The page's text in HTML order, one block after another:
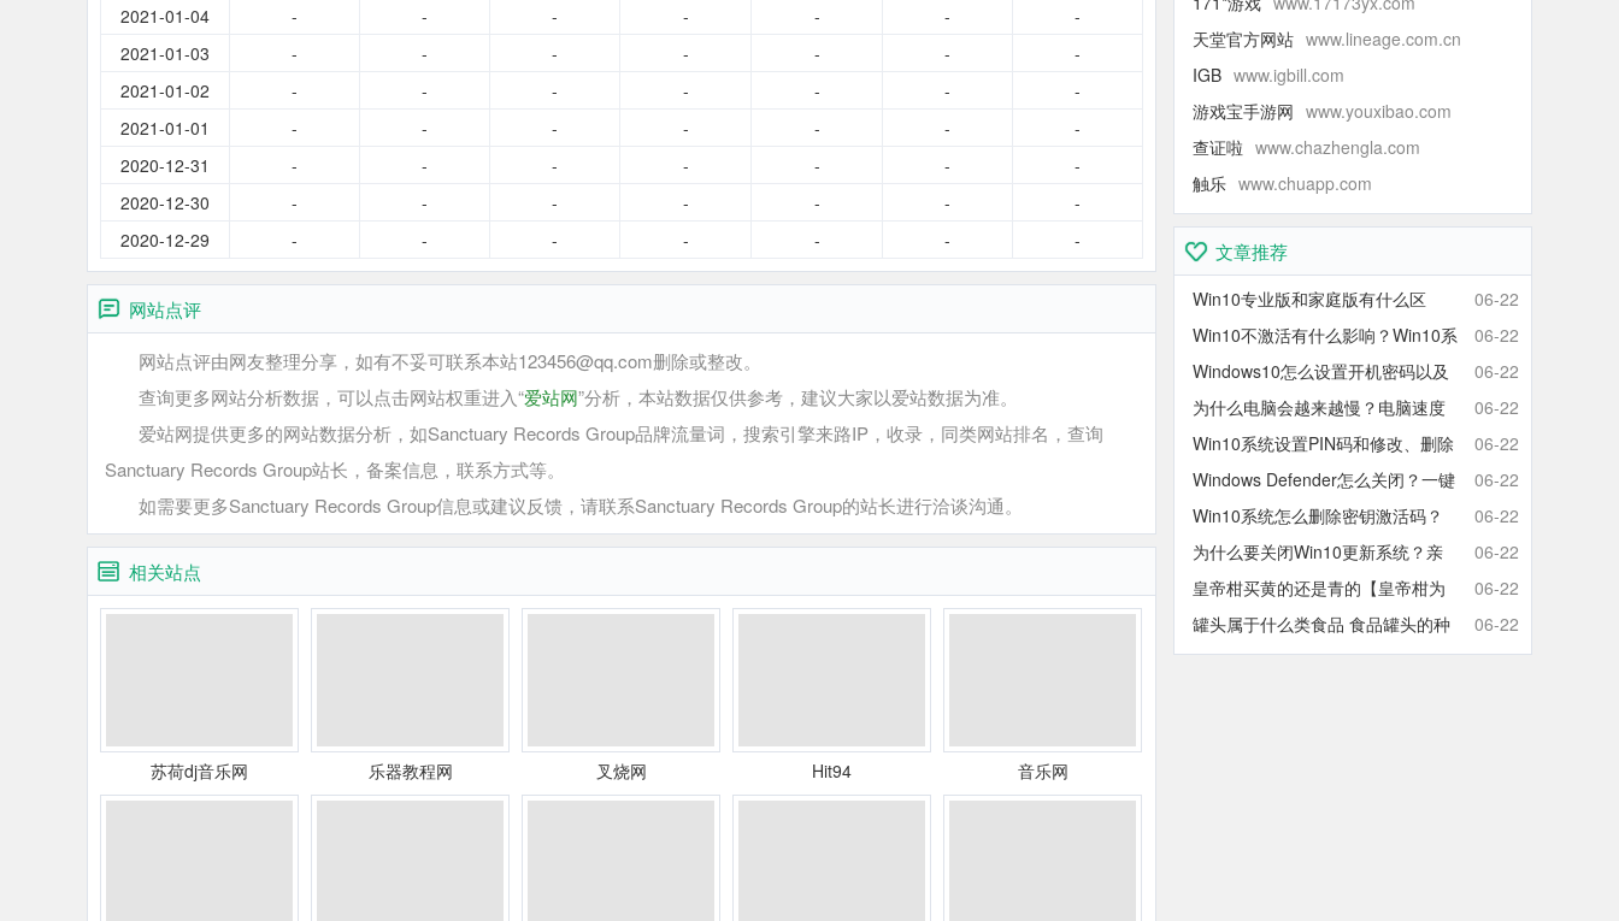
2021-01-04
- - - - - -
-
2021-01-03
- - - - - -
-
2021-01-02
- - - - - -
-
2021-01-01
- - - - - -
-
2020-12-31
- - - - - -
-
2020-12-30
- - - - - -
-
2020-12-29
- - - - - - -
网站点评
网站点评由网友整理分享，如有不妥可联系本站123456@qq.com删除或整改。
查询更多网站分析数据，可以点击网站权重进入“爱站网”分析，本站数据仅供参考，建议大家以爱站数据为准。
爱站网提供更多的网站数据分析，如Sanctuary Records Group品牌流量词，搜索引擎来路IP，收录，同类网站排名，查询
Sanctuary Records Group站长，备案信息，联系方式等。
如需要更多Sanctuary Records Group信息或建议反馈，请联系Sanctuary Records Group的站长进行洽谈沟通。
相关站点
苏荷dj音乐网 乐器教程网 叉烧网 Hit94 音乐网
天堂官方网站 www.lineage.com.cn
IGB www.igbill.com
游戏宝手游网 www.youxibao.com
查证啦 www.chazhengla.com
触乐 www.chuapp.com
文章推荐
Win10专业版和家庭版有什么区
别？Win10家庭版和专业版区别对
比
06-22
Win10不激活有什么影响？Win10系
统不激活可以使用吗？会卡吗？
06-22
Windows10怎么设置开机密码以及
取消开机密码的方法
06-22
为什么电脑会越来越慢？电脑速度
慢的原因分析及终极解决方法
06-22
Win10系统设置PIN码和修改、删除
取消PIN码的方法
06-22
Windows Defender怎么关闭？一键
彻底关闭Windows Defender方法
06-22
Win10系统怎么删除密钥激活码？
Win10卸载激活密钥的操作方法
06-22
为什么要关闭Win10更新系统？亲
测有效的Win10关闭自动更新方法
06-22
皇帝柑买黄的还是青的【皇帝柑为
什么青的还那么甜】
06-22
罐头属于什么类食品 食品罐头的种
类有哪些
06-22